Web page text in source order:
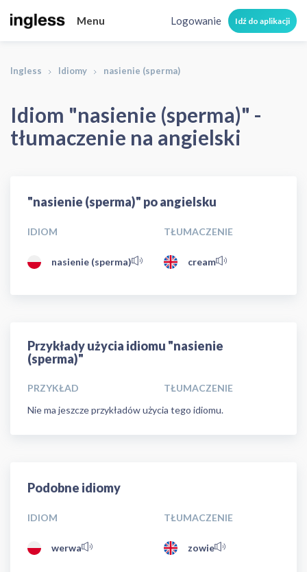
Menu Logowanie Idź do aplikacji
Ingless Idiomy nasienie (sperma)
Idiom "nasienie (sperma)" -
tłumaczenie na angielski
"nasienie (sperma)" po angielsku
IDIOM TŁUMACZENIE
nasienie (sperma) cream
Przykłady użycia idiomu "nasienie
(sperma)"
PRZYKŁAD
TŁUMACZENIE
Nie ma jeszcze przykładów użycia tego idiomu.
Podobne idiomy
IDIOM TŁUMACZENIE
werwa zowie